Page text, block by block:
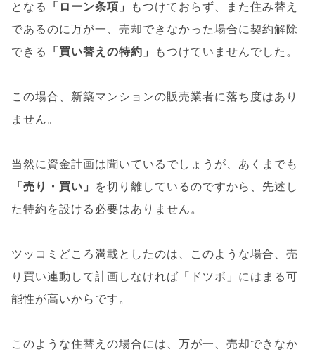
となる
「ローン条項」
もつけておらず、また住み替え
であるのに万が一、売却できなかった場合に契約解除
できる
「買い替えの特約」 もつけていませんでした。
この場合、新築マンションの販売業者に落ち度はあり
ません。
当然に資金計画は聞いているでしょうが、あくまでも
「売り・買い」
を切り離しているのですから、先述し
た特約を設ける必要はありません。
ツッコミどころ満載としたのは、このような場合、売
り買い連動して計画しなければ「ドツボ」にはまる可
能性が高いからです。
このような住替えの場合には、万が一、売却できなか